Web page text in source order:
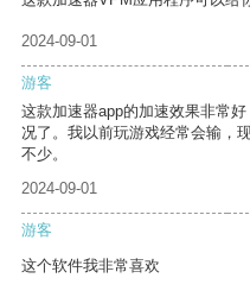
2024-09-01
游客
这款加速器app的加速效果非常
况了。我以前玩游戏经常会输，
不少。
2024-09-01
游客
这个软件我非常喜欢